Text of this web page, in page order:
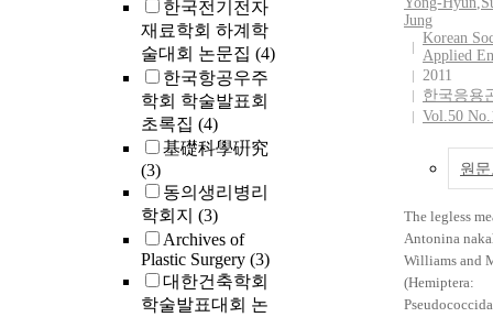
한국전기전자
재료학회 하계학
술대회 논문집 (4)
한국항공우주
학회 학술발표회
초록집 (4)
基礎科學硏究
(3)
동의생리병리
학회지 (3)
Archives of
Plastic Surgery (3)
대한건축학회
학술발표대회 논
estimated in
(8.4%),
(8.3%),
Goseong-gun
Hadong-gun
si (7.2%),
gun (7.0%),
(6.4%),
Busan-si
gun (4.6%),
(4.3%),
(4.2%),
(3.8%),
Yangsan-si
(CGTase)
the attrition
system using
donor; and
saccharide,
as acceptors.
of stevioside,
similar and the
was increased
activity
6000로서, 첨
(w/w)의 경우
cyclodextrin
성수율은 크
3.02 g/100㎖
55.9%(w/w)
않았을 경우
증가하였다.
는 PEG 6000
첨가할 때 원
서 0.914로 감
maltosyl-β-
성수율은
Jung
Korean
Applied
2011
한국응용
Vol.50
원
The legless
Antonina
Williams and
(Hemiptera: